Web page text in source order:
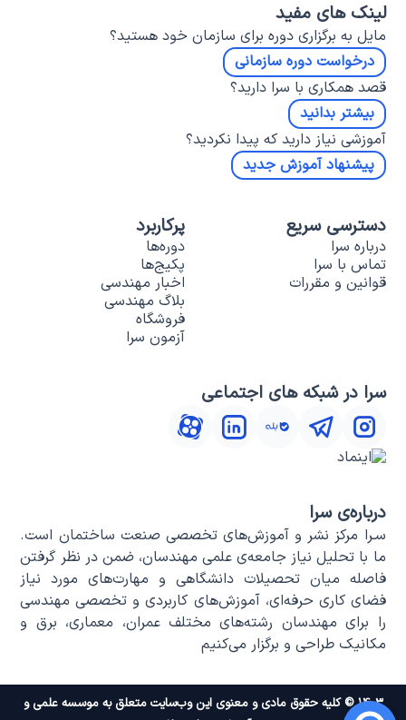
لینک های مفید
مایل به برگزاری دوره برای سازمان خود هستید؟
درخواست دوره سازمانی
قصد همکاری با سرا دارید؟
بیشتر بدانید
آموزشی نیاز دارید که پیدا نکردید؟
پیشنهاد آموزش جدید
دسترسی سریع
درباره سرا
تماس با سرا
قوانین و مقررات
پرکاربرد
دوره‌ها
پکیج‌ها
اخبار مهندسی
بلاگ مهندسی
فروشگاه
آزمون سرا
سرا در شبکه های اجتماعی
درباره‌ی سرا
سـرا مرکز نشر و آموزش‌های تخصصی صنعت ساختمان است.
ما با تحلیل نیاز جامعه‌ی علمی مهندسان، ضمن در نظر گرفتن
فاصله میان تحصیلات دانشگاهی و مهارت‌های مورد نیاز
فضای کاری حرفه‌ای، آموزش‌های کاربردی و تخصصی مهندسی
را برای مهندسان رشته‌های مختلف عمران، معماری، برق و
مکانیک طراحی و برگزار می‌کنیم
۱۴۰۳ © کلیه حقوق مادی و معنوی این وب‌سایت متعلق به موسسه علمی و